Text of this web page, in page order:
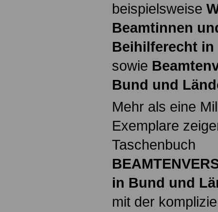
beispielsweise
Beamtinnen
Beihilferecht
sowie
Bund und
Mehr als eine
Exemplare
Taschenbuch
in Bund und
mit der